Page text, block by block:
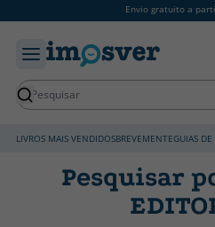
Envio gratuito a
LIVROS MAIS VENDIDOSBREVEMENTEGUIAS
Pesquisar